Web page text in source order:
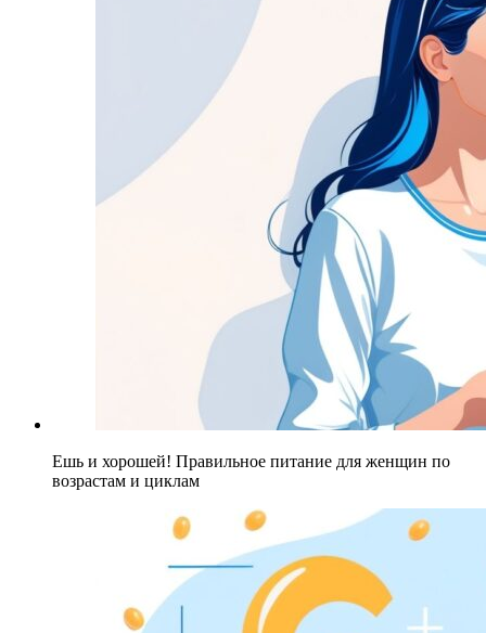
Ешь и хорошей! Правильное питание для женщин по
возрастам и циклам